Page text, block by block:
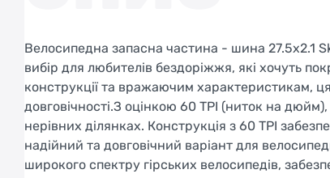
Велосипедна запасна частина - шина 27.5x2.1
вибір для любителів бездоріжжя, які хочуть
конструкції та вражаючим характеристикам,
довговічності.З оцінкою 60 TPI (ниток на дюйм),
нерівних ділянках. Конструкція з 60 TPI
надійний та довговічний варіант для
широкого спектру гірських велосипедів,